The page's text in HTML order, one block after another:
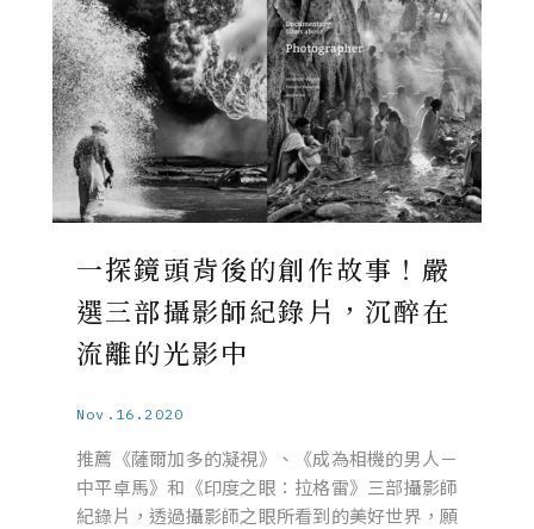
一探鏡頭背後的創作故事！嚴
選三部攝影師紀錄片，沉醉在
流離的光影中
Nov.16.2020
推薦《薩爾加多的凝視》、《成為相機的男人－
中平卓馬》和《印度之眼：拉格雷》三部攝影師
紀錄片，透過攝影師之眼所看到的美好世界，願